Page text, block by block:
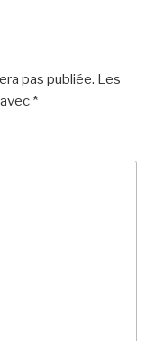
pas publiée. Les
*